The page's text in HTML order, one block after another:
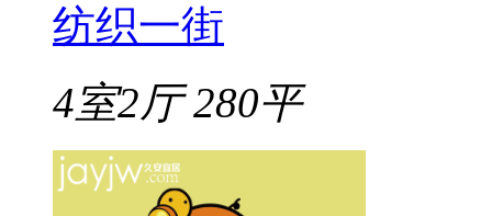
纺织一街
4室2厅 280平